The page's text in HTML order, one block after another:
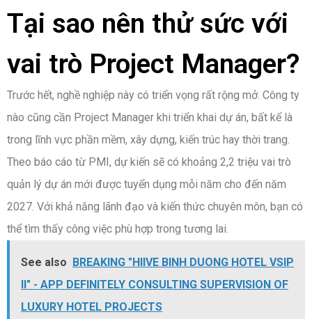
Tại sao nên thử sức với
vai trò Project Manager?
Trước hết, nghề nghiệp này có triển vọng rất rộng mở. Công ty
nào cũng cần Project Manager khi triển khai dự án, bất kể là
trong lĩnh vực phần mềm, xây dựng, kiến trúc hay thời trang.
Theo báo cáo từ PMI, dự kiến sẽ có khoảng 2,2 triệu vai trò
quản lý dự án mới được tuyển dụng mỗi năm cho đến năm
2027. Với khả năng lãnh đạo và kiến thức chuyên môn, bạn có
thể tìm thấy công việc phù hợp trong tương lai.
See also BREAKING "HIIVE BINH DUONG HOTEL VSIP
II" - APP DEFINITELY CONSULTING SUPERVISION OF
LUXURY HOTEL PROJECTS